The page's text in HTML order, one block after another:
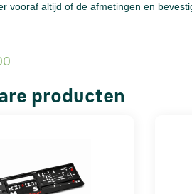
vooraf altijd of de afmetingen en
producten